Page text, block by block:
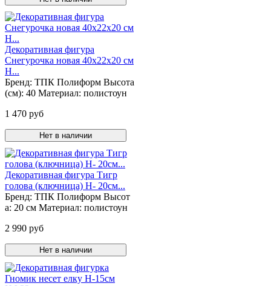
Декоративная фигура
Снегурочка новая 40х22х20 см
Н...
Бренд: ТПК Полиформ Высота
(см): 40 Материал: полистоун
1 470 руб
Нет в наличии
Декоративная фигура Тигр
голова (ключница) Н- 20см...
Бренд: ТПК Полиформ Высот
а: 20 см Материал: полистоун
2 990 руб
Нет в наличии